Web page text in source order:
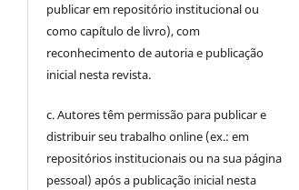
publicar em repositório institucional ou
como capítulo de livro), com
reconhecimento de autoria e publicação
inicial nesta revista.
c. Autores têm permissão para publicar e
distribuir seu trabalho online (ex.: em
repositórios institucionais ou na sua página
pessoal) após a publicação inicial nesta